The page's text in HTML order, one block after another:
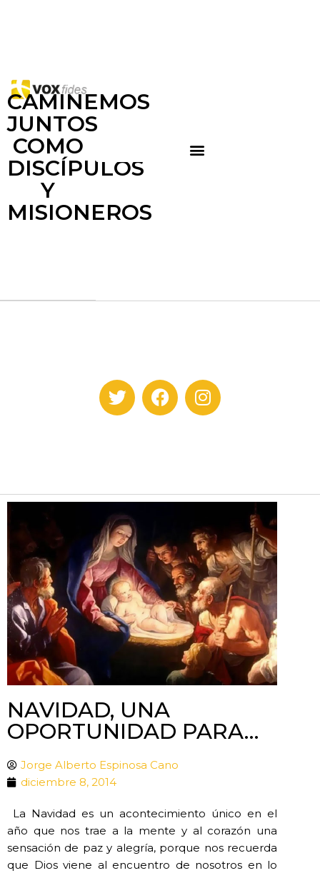
CAMINEMOS
JUNTOS
COMO
DISCÍPULOS
Y
MISIONEROS
NAVIDAD, UNA
OPORTUNIDAD PARA…
Jorge Alberto Espinosa Cano
diciembre 8, 2014
La Navidad es un acontecimiento único en el
año que nos trae a la mente y al corazón una
sensación de paz y alegría, porque nos recuerda
que Dios viene al encuentro de nosotros en lo